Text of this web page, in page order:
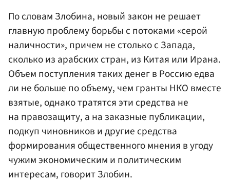
По словам Злобина, новый закон не решает
главную проблему борьбы с потоками «серой
наличности», причем не столько с Запада,
сколько из арабских стран, из Китая или Ирана.
Объем поступления таких денег в Россию едва
ли не больше по объему, чем гранты НКО вместе
взятые, однако тратятся эти средства не
на правозащиту, а на заказные публикации,
подкуп чиновников и другие средства
формирования общественного мнения в угоду
чужим экономическим и политическим
интересам, говорит Злобин.